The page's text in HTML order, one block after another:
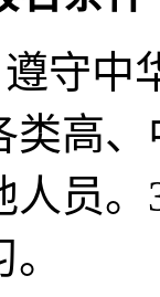
守中
类高
人员